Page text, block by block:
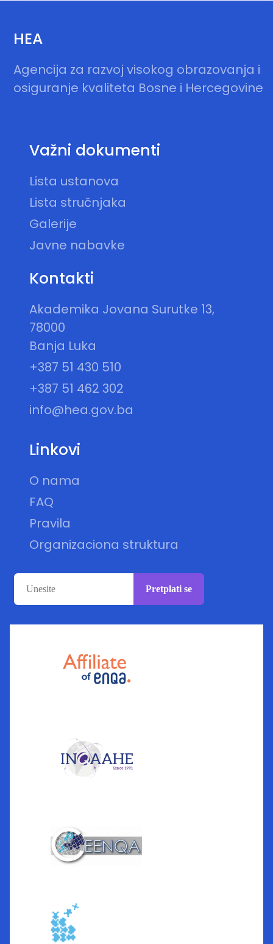
HEA
Agencija za razvoj visokog obrazovanja i
osiguranje kvaliteta Bosne i Hercegovine
Važni dokumenti
Lista ustanova
Lista stručnjaka
Galerije
Javne nabavke
Kontakti
Akademika Jovana Surutke 13,
78000
Banja Luka
+387 51 430 510
+387 51 462 302
info@hea.gov.ba
Linkovi
O nama
FAQ
Pravila
Organizaciona struktura
Pretplati se